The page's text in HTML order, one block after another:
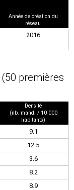
Année de création du
réseau
2016
premières
Densité
(nb. mand. / 10 000
habitants)
9.1
12.5
3.6
8.2
8.9